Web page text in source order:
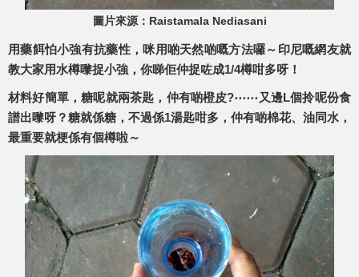
圖片來源：Raistamala Nediasani
用藥餌怕小強有抗藥性，咪用啲天然啲嘅方法囉～印尼嘅網友就
教大家用水樽嚟捉小強，你睇佢仲捉咗成1/4樽咁多呀！
材料好簡單，糖呢就兩茶匙，仲有啲橙皮?⋯⋯又邊L個拎呢份食
譜出嚟呀？糖就係糖，不過係1湯匙咁多，仲有啲棉花、油同水，
最重要就梗係有個樽啦～